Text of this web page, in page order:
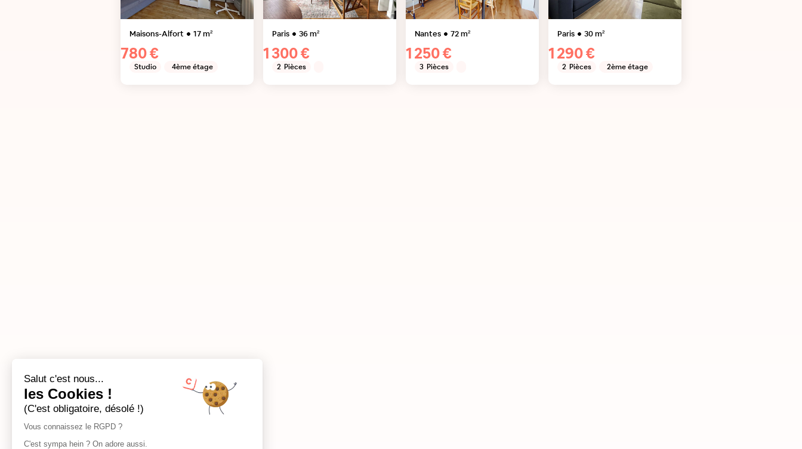
Maisons-Alfort 17m²
780 €
Studio 4ème étage
Paris 36m²
1 300 €
2 Pièces
Nantes 72m²
1 250 €
3 Pièces
Paris 30m²
1 290 €
2 Pièces 2ème étage
Salut c'est nous...
les Cookies !
(C'est obligatoire, désolé !)
Vous connaissez le RGPD ?
C'est sympa hein ? On adore aussi.